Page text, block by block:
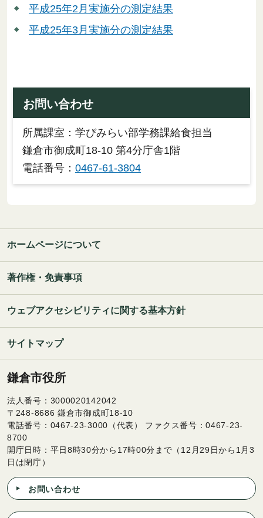
平成25年2月実施分の測定結果
平成25年3月実施分の測定結果
お問い合わせ
所属課室：学びみらい部学務課給食担当
鎌倉市御成町18-10 第4分庁舎1階
電話番号： 0467-61-3804
ホームページについて
著作権・免責事項
ウェブアクセシビリティに関する基本方針
サイトマップ
鎌倉市役所
法人番号：3000020142042
〒248-8686 鎌倉市御成町18-10
電話番号：0467-23-3000（代表） ファクス番号：0467-23-
8700
開庁日時：平日8時30分から17時00分まで（12月29日から1月3
日は閉庁）
お問い合わせ